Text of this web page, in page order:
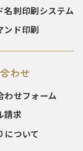
名刺印刷システム
ンド印刷
わせ
わせフォーム
請求
について